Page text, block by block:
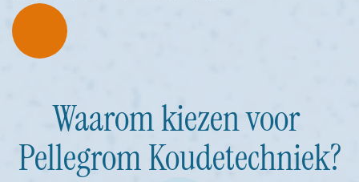
Waarom kiezen voor
Pellegrom Koudetechniek?